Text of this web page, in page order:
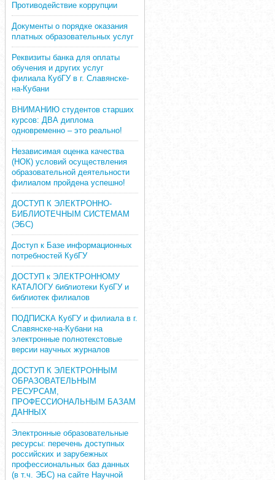
Противодействие коррупции
Документы о порядке оказания
платных образовательных услуг
Реквизиты банка для оплаты
обучения и других услуг
филиала КубГУ в г. Славянске-
на-Кубани
ВНИМАНИЮ студентов старших
курсов: ДВА диплома
одновременно – это реально!
Независимая оценка качества
(НОК) условий осуществления
образовательной деятельности
филиалом пройдена успешно!
ДОСТУП К ЭЛЕКТРОННО-
БИБЛИОТЕЧНЫМ СИСТЕМАМ
(ЭБС)
Доступ к Базе информационных
потребностей КубГУ
ДОСТУП к ЭЛЕКТРОННОМУ
КАТАЛОГУ библиотеки КубГУ и
библиотек филиалов
ПОДПИСКА КубГУ и филиала в г.
Славянске-на-Кубани на
электронные полнотекстовые
версии научных журналов
ДОСТУП К ЭЛЕКТРОННЫМ
ОБРАЗОВАТЕЛЬНЫМ
РЕСУРСАМ,
ПРОФЕССИОНАЛЬНЫМ БАЗАМ
ДАННЫХ
Электронные образовательные
ресурсы: перечень доступных
российских и зарубежных
профессиональных баз данных
(в т.ч. ЭБС) на сайте Научной